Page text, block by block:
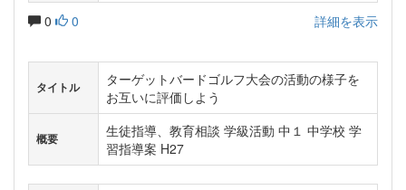
0 0 詳細を表示
タイトル
ターゲットバードゴルフ大会の活動の様子を
お互いに評価しよう
概要
生徒指導、教育相談 学級活動 中１ 中学校 学
習指導案 H27